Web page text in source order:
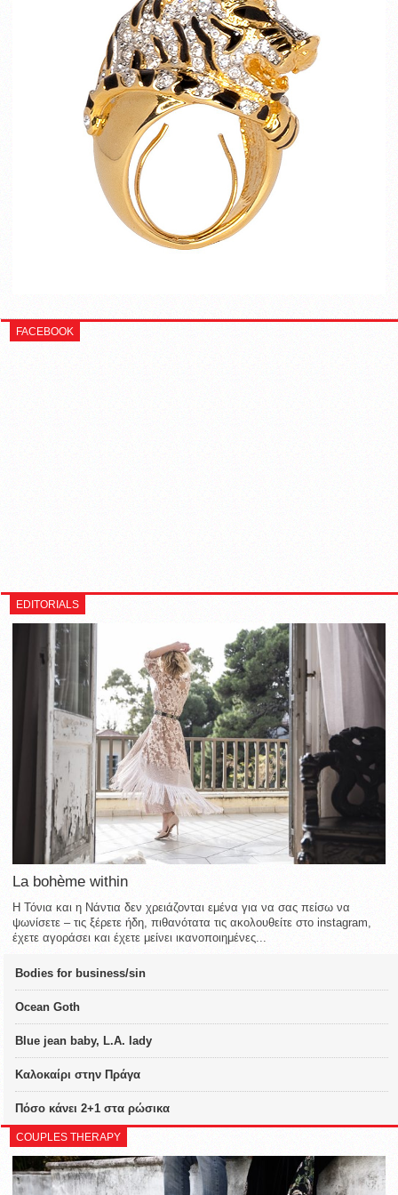
FACEBOOK
EDITORIALS
La bohème within
Η Τόνια και η Νάντια δεν χρειάζονται εμένα για να σας πείσω να
ψωνίσετε – τις ξέρετε ήδη, πιθανότατα τις ακολουθείτε στο instagram,
έχετε αγοράσει και έχετε μείνει ικανοποιημένες...
Bodies for business/sin
Ocean Goth
Blue jean baby, L.A. lady
Καλοκαίρι στην Πράγα
Πόσο κάνει 2+1 στα ρώσικα
COUPLES THERAPY